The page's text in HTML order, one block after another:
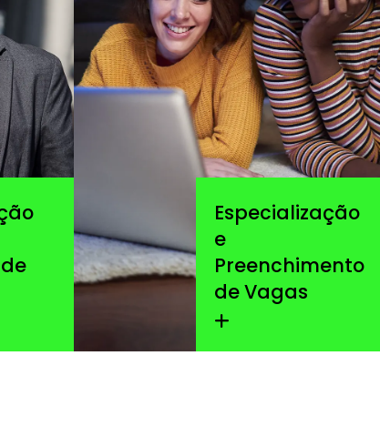
Especialização
e
Preenchimento
de Vagas